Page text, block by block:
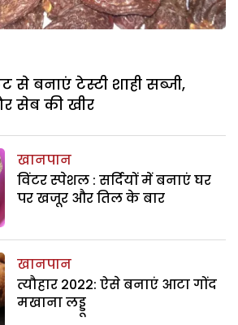
से बनाएं टेस्टी शाही सब्जी,
सेब की खीर
खानपान
विंटर स्पेशल : सर्दियों में बनाएं घर
पर खजूर और तिल के बार
खानपान
त्यौहार 2022: ऐसे बनाएं आटा गोंद
मखाना लड्डू